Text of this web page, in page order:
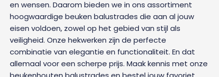
en wensen. Daarom bieden we in ons assortiment
hoogwaardige beuken balustrades die aan al jouw
eisen voldoen, zowel op het gebied van stijl als
veiligheid. Onze hekwerken zijn de perfecte
combinatie van elegantie en functionaliteit. En dat
allemaal voor een scherpe prijs. Maak kennis met onze